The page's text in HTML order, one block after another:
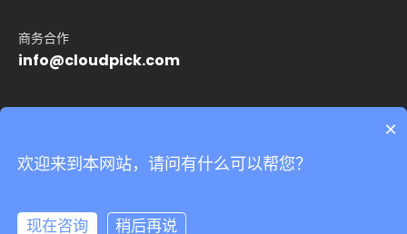
我们非常重视您的个人隐私，当您访问我们的网站时，请同意使用
商务合作
info@cloudpick.com
24小时无人便利店 无人领用仓
17039527号-5
Powered by Yongsy
×
欢迎来到本网站，请问有什么可以帮您？
现在咨询 稍后再说